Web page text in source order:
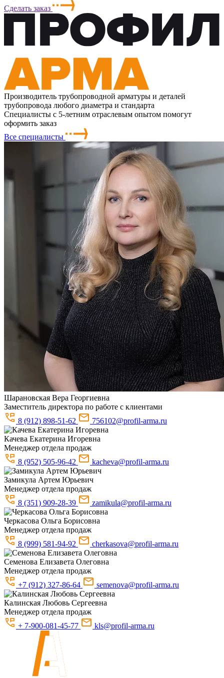
Сделать заказ
Производитель трубопроводной арматуры и деталей
трубопровода любого диаметра и стандарта
Специалисты с 5-летним отраслевым опытом помогут
оформить заказ
Все специалисты
Шарановская Вера Георгиевна
Заместитель директора по работе с клиентами
8 (912) 898-51-62
756102@profil-arma.ru
Качева Екатерина Игоревна
Менеджер отдела продаж
8 (952) 505-96-42
kacheva@profil-arma.ru
Замикула Артем Юрьевич
Менеджер отдела продаж
8 (351) 909-28-39
zamikula@profil-arma.ru
Черкасова Ольга Борисовна
Менеджер отдела продаж
8 (999) 581-94-92
cherkasova@profil-arma.ru
Семенова Елизавета Олеговна
Менеджер отдела продаж
+7 (912) 327-86-64
semenova@profil-arma.ru
Калинская Любовь Сергеевна
Менеджер отдела продаж
+ 7-900-081-45-77
kls@profil-arma.ru